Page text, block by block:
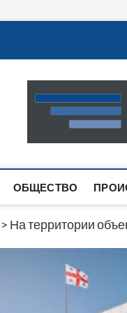
Новости
САМАЯ
САЙТЕ ВЫ
ОБЩЕСТВО
> На территории